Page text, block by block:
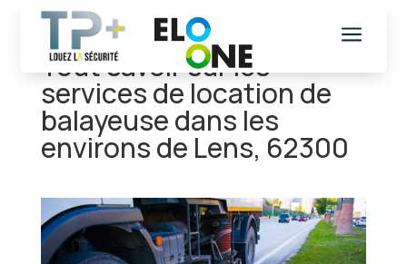
a
Tout savoir sur les
services de location de
balayeuse dans les
environs de Lens, 62300